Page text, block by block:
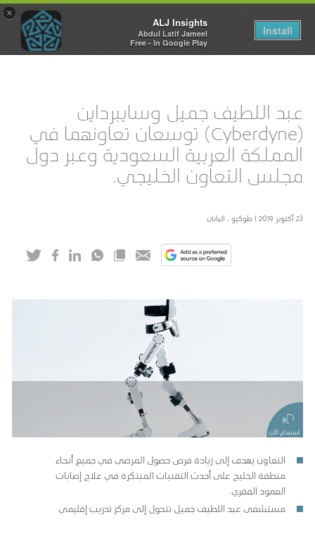
×
ALJ Insights
Abdul Latif Jameel
Free - In Google Play
Install
Toggle
navigation
عبد اللطيف جميل وسايبرداين
(Cyberdyne) توسعان تعاونهما في
المملكة العربية السعودية وعبر دول
مجلس التعاون الخليجي.
23 أكتوبر 2019 I طوكيو ، اليابان
استماع الآن
التعاون يهدف إلى زيادة فرص حصول المرضى في جميع أنحاء
منطقة الخليج على أحدث التقنيات المبتكرة في علاج إصابات
العمود الفقري.
مستشفى عبد اللطيف جميل تتحول إلى مركز تدريب إقليمي